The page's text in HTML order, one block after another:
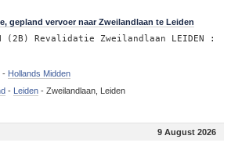
gepland vervoer naar Zweilandlaan te Leiden
(2B) Revalidatie Zweilandlaan LEIDEN :
- Hollands Midden
- Leiden- Zweilandlaan, Leiden
9 August 2026